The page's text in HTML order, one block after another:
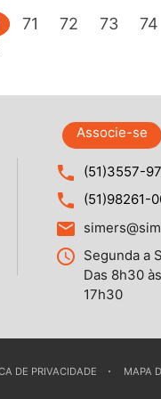
71 72 73 74
Associe-se
local_phone (51)3557-
local_phone (51)98261-
email
query_builder Segunda a
Das 8h30
17h30
DE PRIVACIDADE MAPA